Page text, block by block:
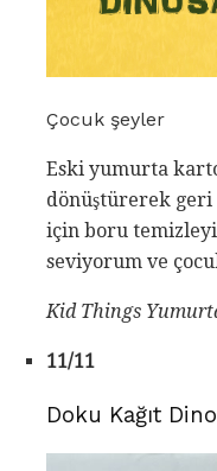
Çocuk şeyler
Eski yumurta
dönüştürerek
için boru
seviyorum ve
Kid Things
11/11
Doku Kağıt